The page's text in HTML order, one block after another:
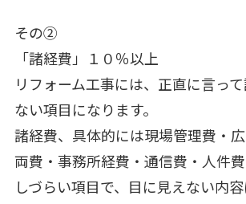
その②
「諸経費」１０％以上
リフォーム工事には、正直に言っ
ない項目になります。
諸経費、具体的には現場管理費・
両費・事務所経費・通信費・人件
しづらい項目で、目に見えない内